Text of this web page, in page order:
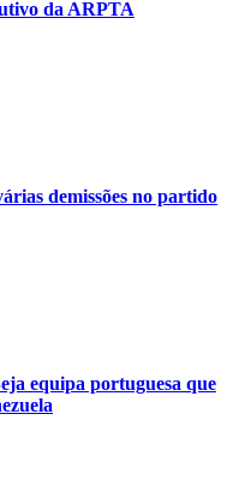
da ARPTA
demissões no partido
equipa portuguesa que